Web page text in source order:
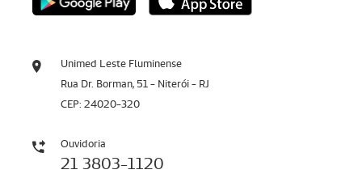
Unimed Leste Fluminense
Rua Dr. Borman, 51 - Niterói - RJ
CEP: 24020-320
Ouvidoria
21 3803-1120